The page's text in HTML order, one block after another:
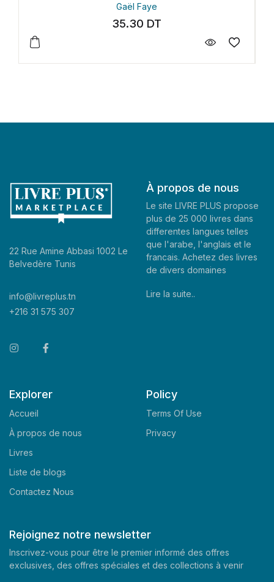
Gaël Faye
35.30 DT
22 Rue Amine Abbasi 1002 Le
Belvedère Tunis
info@livreplus.tn
+216 31 575 307
À propos de nous
Le site LIVRE PLUS propose
plus de 25 000 livres dans
differentes langues telles
que l'arabe, l'anglais et le
francais. Achetez des livres
de divers domaines
Lire la suite..
Explorer
Accueil
À propos de nous
Livres
Liste de blogs
Contactez Nous
Policy
Terms Of Use
Privacy
Rejoignez notre newsletter
Inscrivez-vous pour être le premier informé des offres
exclusives, des offres spéciales et des collections à venir